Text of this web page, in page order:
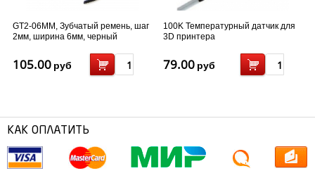
GT2-06MM, Зубчатый ремень, шаг
2мм, ширина 6мм, черный
105.00 руб
100K Температурный датчик для
3D принтера
79.00 руб
КАК ОПЛАТИТЬ